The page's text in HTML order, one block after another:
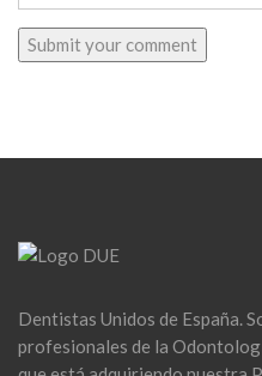
Dentistas Unidos de España.
profesionales de la